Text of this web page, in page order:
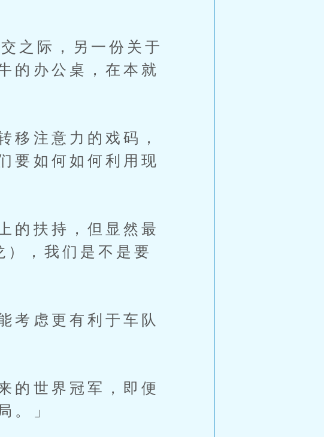
之际，另一份关于
的办公桌，在本就
移注意力的戏码，
要如何如何利用现
的扶持，但显然最
，我们是不是要
考虑更有利于车队
的世界冠军，即便
。」